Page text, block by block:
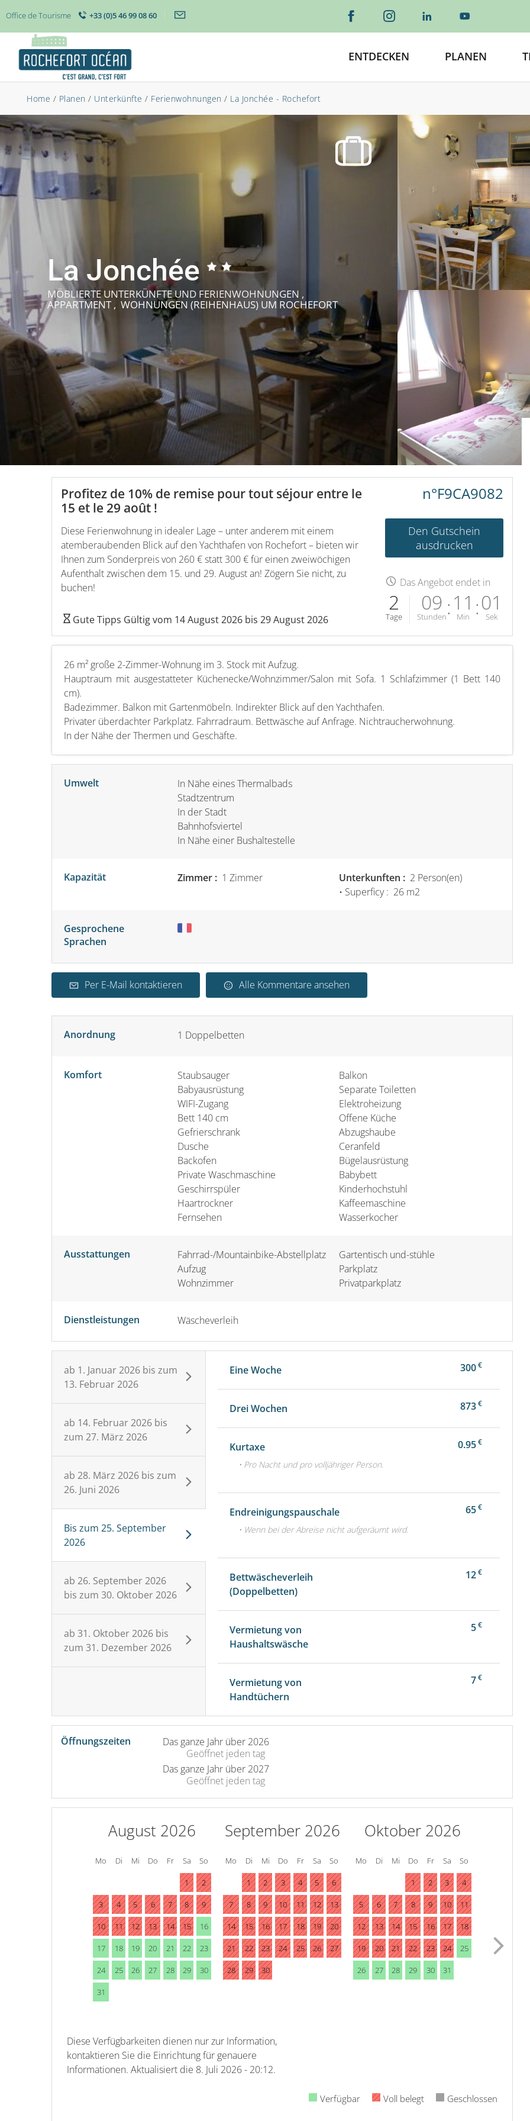
Office de Tourisme +33 (0)5 46 99 08 60
ENTDECKEN PLANEN
Home / Planen / Unterkünfte / Ferienwohnungen / La Jonchée - Rochefort
La Jonchée
MÖBLIERTE UNTERKÜNFTE UND FERIENWOHNUNGEN ,
APPARTMENT , WOHNUNGEN (REIHENHAUS) UM ROCHEFORT
Profitez de 10% de remise pour tout séjour entre le
15 et le 29 août !
Diese Ferienwohnung in idealer Lage – unter anderem mit einem
atemberaubenden Blick auf den Yachthafen von Rochefort – bieten wir
Ihnen zum Sonderpreis von 260 € statt 300 € für einen zweiwöchigen
Aufenthalt zwischen dem 15. und 29. August an! Zögern Sie nicht, zu
buchen!
Gute Tipps Gültig vom 14 August 2026 bis 29 August 2026
n°F9CA9082
Den Gutschein
ausdrucken
Das Angebot endet in
2
Tage
09
Stunden:11
Min :00
Sek
26 m² große 2-Zimmer-Wohnung im 3. Stock mit Aufzug.
Hauptraum mit ausgestatteter Küchenecke/Wohnzimmer/Salon mit Sofa. 1 Schlafzimmer (1 Bett 140
cm).
Badezimmer. Balkon mit Gartenmöbeln. Indirekter Blick auf den Yachthafen.
Privater überdachter Parkplatz. Fahrradraum. Bettwäsche auf Anfrage. Nichtraucherwohnung.
In der Nähe der Thermen und Geschäfte.
Umwelt
In Nähe eines Thermalbads
Stadtzentrum
In der Stadt
Bahnhofsviertel
In Nähe einer Bushaltestelle
Kapazität Zimmer : 1 Zimmer Unterkunften : 2 Person(en)
• Superficy : 26 m2
Gesprochene
Sprachen
Per E-Mail kontaktieren Alle Kommentare ansehen
Anordnung 1 Doppelbetten
Komfort
Staubsauger
Babyausrüstung
WIFI-Zugang
Bett 140 cm
Gefrierschrank
Dusche
Backofen
Private Waschmaschine
Geschirrspüler
Haartrockner
Fernsehen
Balkon
Separate Toiletten
Elektroheizung
Offene Küche
Abzugshaube
Ceranfeld
Bügelausrüstung
Babybett
Kinderhochstuhl
Kaffeemaschine
Wasserkocher
Ausstattungen
Fahrrad-/Mountainbike-Abstellplatz
Aufzug
Wohnzimmer
Gartentisch und-stühle
Parkplatz
Privatparkplatz
Dienstleistungen Wäscheverleih
ab 1. Januar 2026 bis zum
13. Februar 2026
ab 14. Februar 2026 bis
zum 27. März 2026
ab 28. März 2026 bis zum
26. Juni 2026
Bis zum 25. September
2026
ab 26. September 2026
bis zum 30. Oktober 2026
ab 31. Oktober 2026 bis
zum 31. Dezember 2026
Eine Woche 300€
Drei Wochen 873€
Kurtaxe 0.95€
• Pro Nacht und pro volljähriger Person.
Endreinigungspauschale 65€
• Wenn bei der Abreise nicht aufgeräumt wird.
Bettwäscheverleih
(Doppelbetten)
12€
Vermietung von
Haushaltswäsche
5€
Vermietung von
Handtüchern
7€
Öffnungszeiten
Das ganze Jahr über 2026
Geöffnet jeden tag
Das ganze Jahr über 2027
Geöffnet jeden tag
August 2026
Mo Di Mi Do Fr Sa So
1 2
3 4 5 6 7 8 9
10 11 12 13 14 15 16
17 18 19 20 21 22 23
24 25 26 27 28 29 30
31
September 2026
Mo Di Mi Do Fr Sa So
1 2 3 4 5 6
7 8 9 10 11 12 13
14 15 16 17 18 19 20
21 22 23 24 25 26 27
28 29 30
Oktober 2026
Mo Di Mi Do Fr Sa So
1 2 3 4
5 6 7 8 9 10 11
12 13 14 15 16 17 18
19 20 21 22 23 24 25
26 27 28 29 30 31
Diese Verfügbarkeiten dienen nur zur Information,
kontaktieren Sie die Einrichtung für genauere
Informationen. Aktualisiert die 8. Juli 2026 - 20:12.
Verfügbar Voll belegt Geschlossen